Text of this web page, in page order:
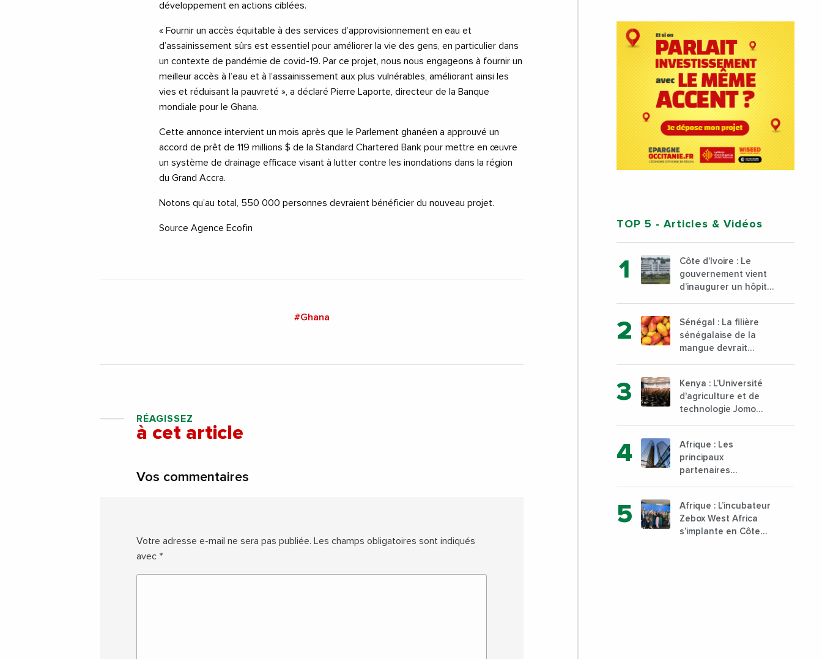
développement en actions ciblées.
« Fournir un accès équitable à des services d’approvisionnement en eau et
d’assainissement sûrs est essentiel pour améliorer la vie des gens, en particulier dans
un contexte de pandémie de covid-19. Par ce projet, nous nous engageons à fournir un
meilleur accès à l’eau et à l’assainissement aux plus vulnérables, améliorant ainsi les
vies et réduisant la pauvreté », a déclaré Pierre Laporte, directeur de la Banque
mondiale pour le Ghana.
Cette annonce intervient un mois après que le Parlement ghanéen a approuvé un
accord de prêt de 119 millions $ de la Standard Chartered Bank pour mettre en œuvre
un système de drainage efficace visant à lutter contre les inondations dans la région
du Grand Accra.
Notons qu’au total, 550 000 personnes devraient bénéficier du nouveau projet.
Source Agence Ecofin
#Ghana
RÉAGISSEZ
à cet article
Vos commentaires
Votre adresse e-mail ne sera pas publiée. Les champs obligatoires sont indiqués
avec *
TOP 5 - Articles & Vidéos
Côte d’Ivoire : Le
gouvernement vient
d’inaugurer un hôpital
au sud du pays
Sénégal : La filière
sénégalaise de la
mangue devrait
000 tonnes produites
Kenya : L’Université
d'agriculture et de
technologie Jomo
formation technique
et professionnelle sur
son campus de Karen
à Nairobi dès janvier
Afrique : Les
principaux
partenaires
désormais le Nigeria,
l’Angola et l’Afrique
du Sud
Afrique : L’incubateur
Zebox West Africa
s’implante en Côte